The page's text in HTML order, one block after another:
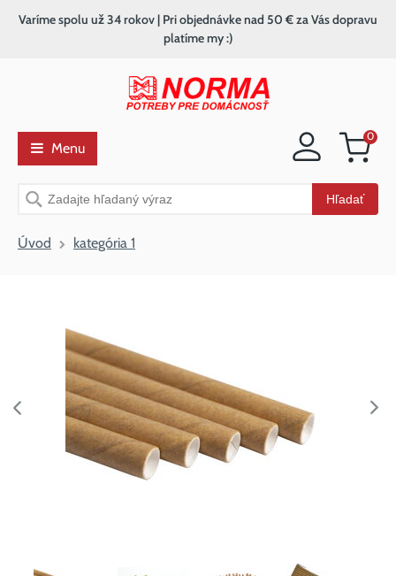
Nákupný
0
Vyhľadávanie Hľadať
Varíme spolu už 34 rokov | Pri objednávke nad 50 € za Vás dopravu
platíme my :)
Menu
Úvod kategória 1